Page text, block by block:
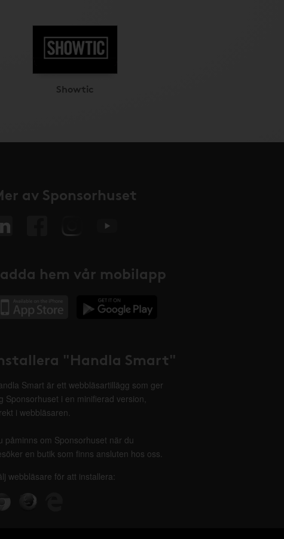
Showtic
av Sponsorhuset
hem vår mobilapp
"Handla Smart"
Smart är ett webbläsartillägg som ger
Sponsorhuset i en minifierad version,
i webbläsaren.
påminns om Sponsorhuset när du
en butik som finns ansluten hos oss.
webbläsare för att installera: